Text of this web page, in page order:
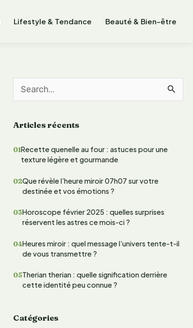
Lifestyle & Tendance Beauté & Bien-être
c
r
h
r
Articles récents
Recette quenelle au four : astuces pour une
texture légère et gourmande
Que révèle l’heure miroir 07h07 sur votre
destinée et vos émotions ?
Horoscope février 2025 : quelles surprises
réservent les astres ce mois-ci ?
Heures miroir : quel message l’univers tente-t-il
de vous transmettre ?
Therian therian : quelle signification derrière
cette identité peu connue ?
Catégories